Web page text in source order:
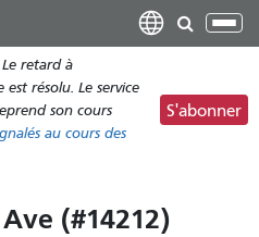
contenu
principal
Le retard à
résolu. Le service
son cours
au cours des
S'abonner
(#14212)